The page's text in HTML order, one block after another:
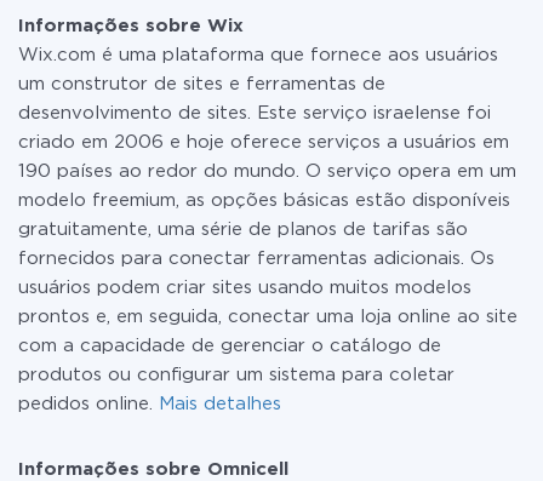
ou mudar para um de pago, se necessário. Mais
detalhes sobretarifas.
Informações sobre Wix
Wix.com é uma plataforma que fornece aos usuários
um construtor de sites e ferramentas de
desenvolvimento de sites. Este serviço israelense foi
criado em 2006 e hoje oferece serviços a usuários em
190 países ao redor do mundo. O serviço opera em um
modelo freemium, as opções básicas estão disponíveis
gratuitamente, uma série de planos de tarifas são
fornecidos para conectar ferramentas adicionais. Os
usuários podem criar sites usando muitos modelos
prontos e, em seguida, conectar uma loja online ao site
com a capacidade de gerenciar o catálogo de
produtos ou configurar um sistema para coletar
pedidos online.
Mais detalhes
Informações sobre Omnicell